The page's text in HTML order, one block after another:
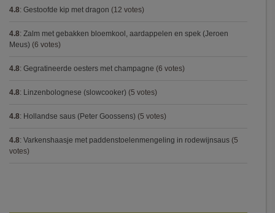
4.8: Gestoofde kip met dragon (12 votes)
4.8: Zalm met gebakken bloemkool, aardappelen en spek (Jeroen
Meus) (6 votes)
4.8: Gegratineerde oesters met champagne (6 votes)
4.8: Linzenbolognese (slowcooker) (5 votes)
4.8: Hollandse saus (Peter Goossens) (5 votes)
4.8: Varkenshaasje met paddenstoelenmengeling in rodewijnsaus (5
votes)